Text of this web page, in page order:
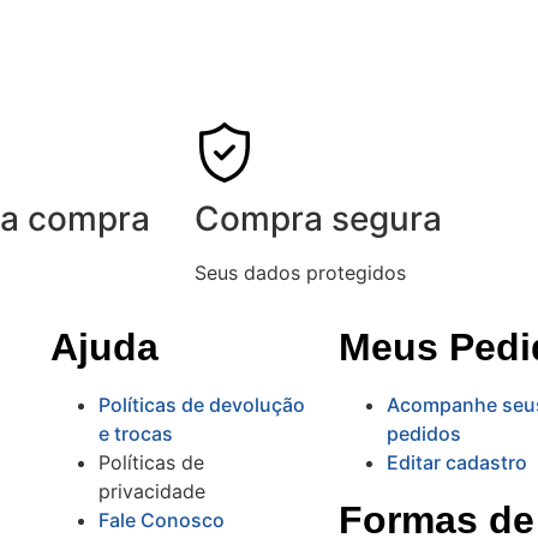
compra Compra segura
Seus dados protegidos
Ajuda
Políticas de devolução
e trocas
Políticas de
privacidade
Fale Conosco
Meus
Acompanhe
pedidos
Editar cadastro
Formas de